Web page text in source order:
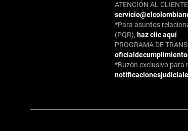
ATENCIÓN AL
*Para asuntos
(PQR), haz clic aquí
PROGRAMA DE
*Buzón exclusivo para